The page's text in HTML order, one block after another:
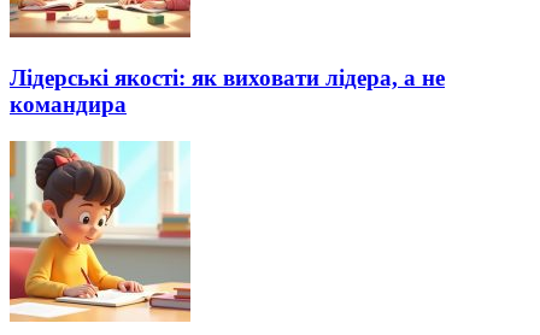
Лідерські якості: як виховати лідера, а не
командира